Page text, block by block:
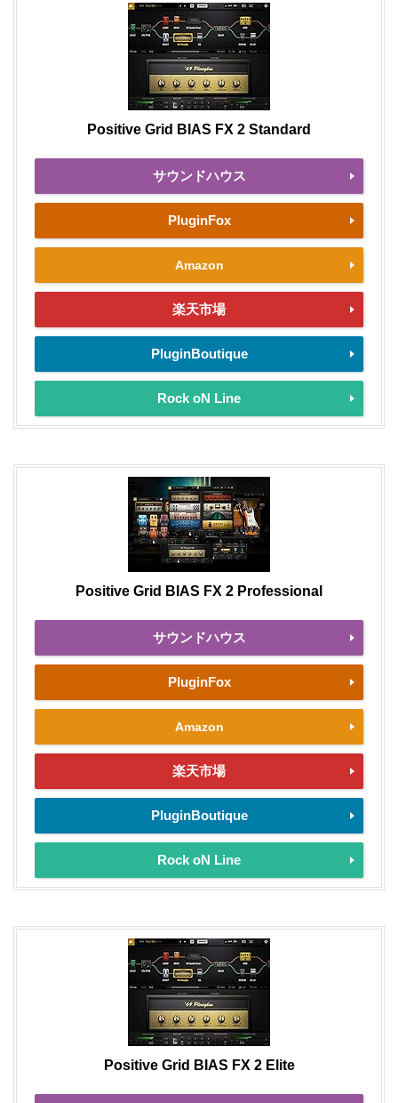
Positive Grid BIAS FX 2 Standard
サウンドハウス
PluginFox
Amazon
楽天市場
PluginBoutique
Rock oN Line
Positive Grid BIAS FX 2 Professional
サウンドハウス
PluginFox
Amazon
楽天市場
PluginBoutique
Rock oN Line
Positive Grid BIAS FX 2 Elite